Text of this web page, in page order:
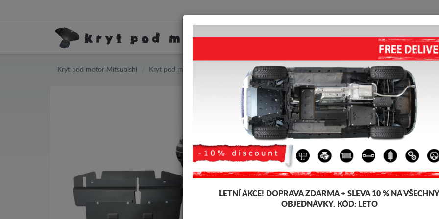
KRYT POD MOTOR HOME DOPRAVA FEEDBACK
Kryt pod motor Mitsubishi Kryt pod motor Mitsubishi Outlander
KRYT POD MOTOR
Kód výrobku: 15.092
172
Značka Mitsubishi
LETNÍ AKCE! DOPRAVA ZDARMA + SLEVA 10 % NA VŠECHNY
OBJEDNÁVKY. KÓD: LETO